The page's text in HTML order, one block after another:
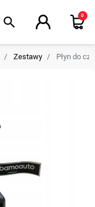
search 0
Zestawy Płyn do